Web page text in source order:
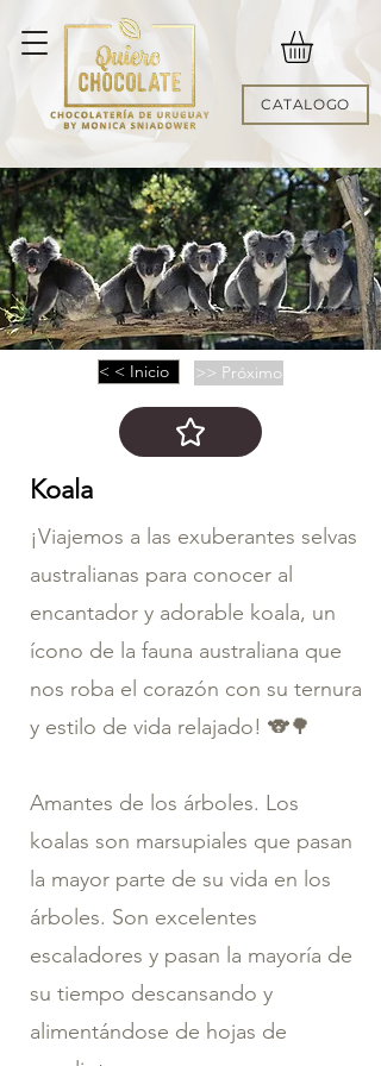
CATALOGO
< < Inicio >> Próximo
Koala
¡Viajemos a las exuberantes selvas
australianas para conocer al
encantador y adorable koala, un
ícono de la fauna australiana que
nos roba el corazón con su ternura
y estilo de vida relajado! 🐨🌳
Amantes de los árboles. Los
koalas son marsupiales que pasan
la mayor parte de su vida en los
árboles. Son excelentes
escaladores y pasan la mayoría de
su tiempo descansando y
alimentándose de hojas de